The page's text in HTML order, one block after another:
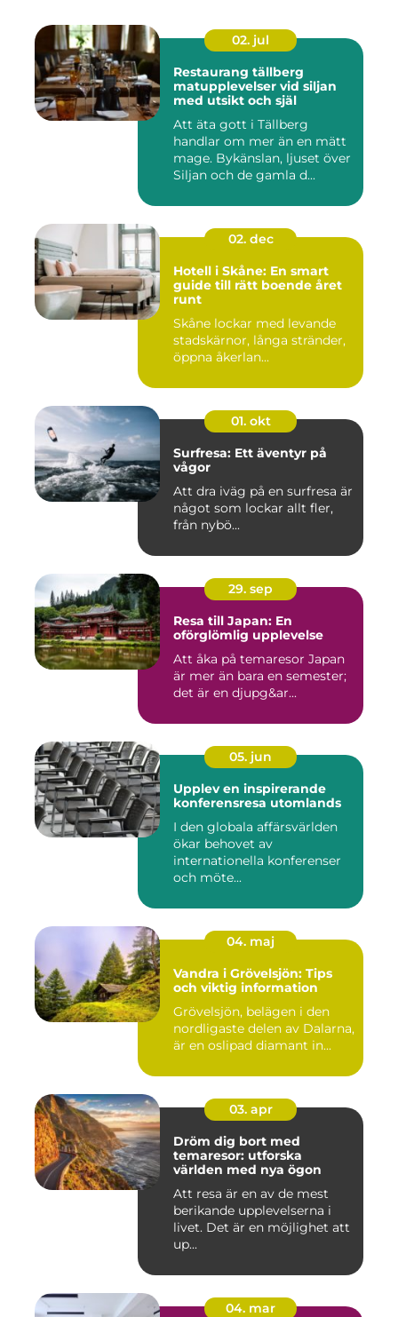
02. jul
Restaurang tällberg
matupplevelser vid siljan
med utsikt och själ
Att äta gott i Tällberg
handlar om mer än en mätt
mage. Bykänslan, ljuset över
Siljan och de gamla d...
02. dec
Hotell i Skåne: En smart
guide till rätt boende året
runt
Skåne lockar med levande
stadskärnor, långa stränder,
öppna åkerlan...
01. okt
Surfresa: Ett äventyr på
vågor
Att dra iväg på en surfresa är
något som lockar allt fler,
från nybö...
29. sep
Resa till Japan: En
oförglömlig upplevelse
Att åka på temaresor Japan
är mer än bara en semester;
det är en djupg&ar...
05. jun
Upplev en inspirerande
konferensresa utomlands
I den globala affärsvärlden
ökar behovet av
internationella konferenser
och möte...
04. maj
Vandra i Grövelsjön: Tips
och viktig information
Grövelsjön, belägen i den
nordligaste delen av Dalarna,
är en oslipad diamant in...
03. apr
Dröm dig bort med
temaresor: utforska
världen med nya ögon
Att resa är en av de mest
berikande upplevelserna i
livet. Det är en möjlighet att
up...
04. mar